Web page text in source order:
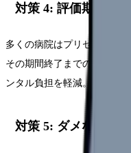
対策 4: 評価期間を区
多くの病院はプリセプター
その期間終了までの残り日
ンタル負担を軽減。
対策 5: ダメなら転職